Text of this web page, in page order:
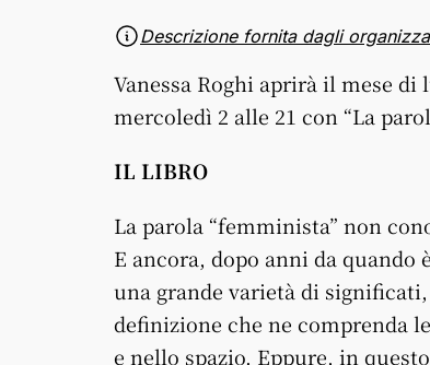
Descrizione fornita dagli
Vanessa Roghi aprirà il mese di
mercoledì 2 alle 21 con “La
IL LIBRO
La parola “femminista” non
E ancora, dopo anni da quando
una grande varietà di
definizione che ne comprenda
e nello spazio. Eppure, in